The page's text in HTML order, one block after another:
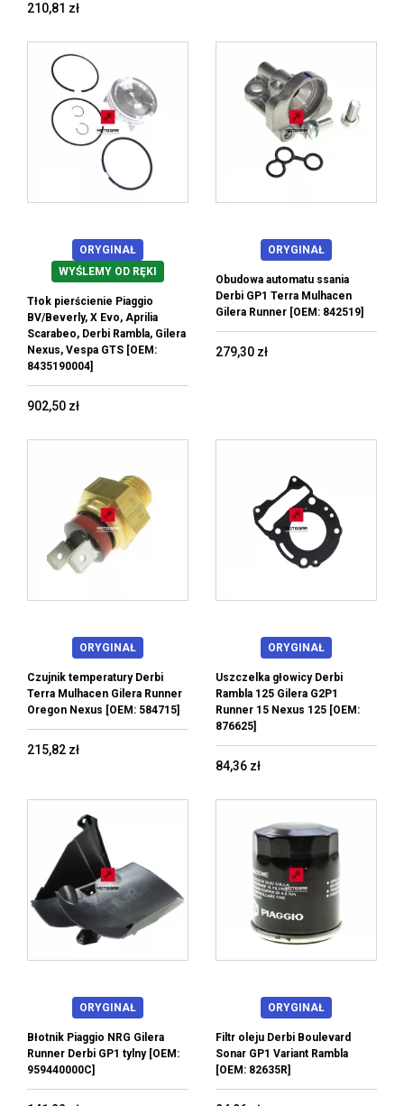
210,81 zł
ORYGINAŁ
WYŚLEMY OD RĘKI
Tłok pierścienie Piaggio
BV/Beverly, X Evo, Aprilia
Scarabeo, Derbi Rambla, Gilera
Nexus, Vespa GTS [OEM:
8435190004]
902,50 zł
ORYGINAŁ
Obudowa automatu ssania
Derbi GP1 Terra Mulhacen
Gilera Runner [OEM: 842519]
279,30 zł
ORYGINAŁ
Czujnik temperatury Derbi
Terra Mulhacen Gilera Runner
Oregon Nexus [OEM: 584715]
215,82 zł
ORYGINAŁ
Uszczelka głowicy Derbi
Rambla 125 Gilera G2P1
Runner 15 Nexus 125 [OEM:
876625]
84,36 zł
ORYGINAŁ
Błotnik Piaggio NRG Gilera
Runner Derbi GP1 tylny [OEM:
959440000C]
ORYGINAŁ
Filtr oleju Derbi Boulevard
Sonar GP1 Variant Rambla
[OEM: 82635R]